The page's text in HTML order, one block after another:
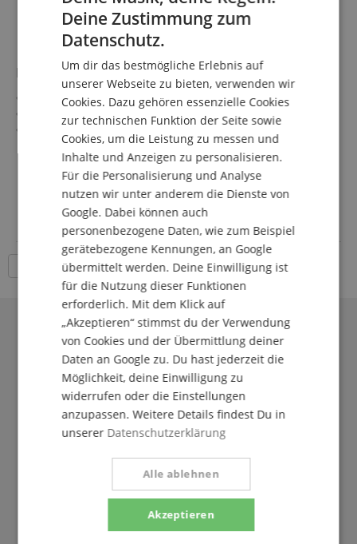
Bass Drum O's Lochverstärkungsring HCS 5"
Bass Drum O's 5" Lochverstärkung für Resonanzfell
Farbe: Chrome
Gewicht: 0,05 kg
17,50 €
inkl. MwSt. +
18 Artikel pro Seite
Der Kirstein Beat!
sichere Dir Deinen5€ Gutschein
FRENCH
SPANISH
Deine Zustimmung zum
Datenschutz.
Um dir das bestmögliche Erlebnis auf
unserer Webseite zu bieten, verwenden wir
Cookies. Dazu gehören essenzielle Cookies
zur technischen Funktion der Seite sowie
Cookies, um die Leistung zu messen und
Inhalte und Anzeigen zu personalisieren.
Für die Personalisierung und Analyse
nutzen wir unter anderem die Dienste von
Google. Dabei können auch
personenbezogene Daten, wie zum Beispiel
gerätebezogene Kennungen, an Google
übermittelt werden. Deine Einwilligung ist
für die Nutzung dieser Funktionen
erforderlich. Mit dem Klick auf
„Akzeptieren“ stimmst du der Verwendung
von Cookies und der Übermittlung deiner
Daten an Google zu. Du hast jederzeit die
Möglichkeit, deine Einwilligung zu
widerrufen oder die Einstellungen
anzupassen. Weitere Details findest Du in
unserer Datenschutzerklärung
Akzeptieren
Alle ablehnen